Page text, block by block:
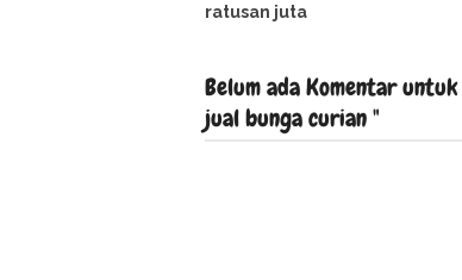
ratusan juta
Belum ada Komentar
jual bunga curian "